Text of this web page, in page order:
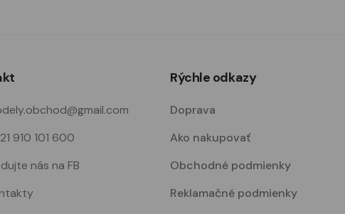
910 101 600
nás na FB
Rýchle odkazy
Doprava
Ako nakupovať
Obchodné podmienky
Reklamačné podmienky